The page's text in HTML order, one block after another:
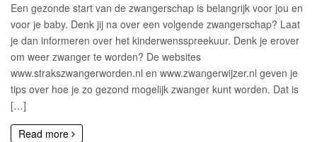
Een gezonde start van de zwangerschap is belangrijk voor jou en
voor je baby. Denk jij na over een volgende zwangerschap? Laat
je dan informeren over het kinderwensspreekuur. Denk je erover
om weer zwanger te worden? De websites
www.strakszwangerworden.nl en www.zwangerwijzer.nl geven je
tips over hoe je zo gezond mogelijk zwanger kunt worden. Dat is
[…]
Read more